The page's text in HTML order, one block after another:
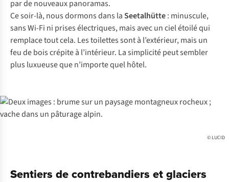
par de nouveaux panoramas.
Ce soir-là, nous dormons dans laSeetalhütte: minuscule,
sans Wi-Fi ni prises électriques, mais avec un ciel étoilé qui
remplace tout cela. Les toilettes sont à l’extérieur, mais un
feu de bois crépite à l’intérieur. La simplicité peut sembler
plus luxueuse que n’importe quel hôtel.
© LUCID
Sentiers de contrebandiers et glaciers